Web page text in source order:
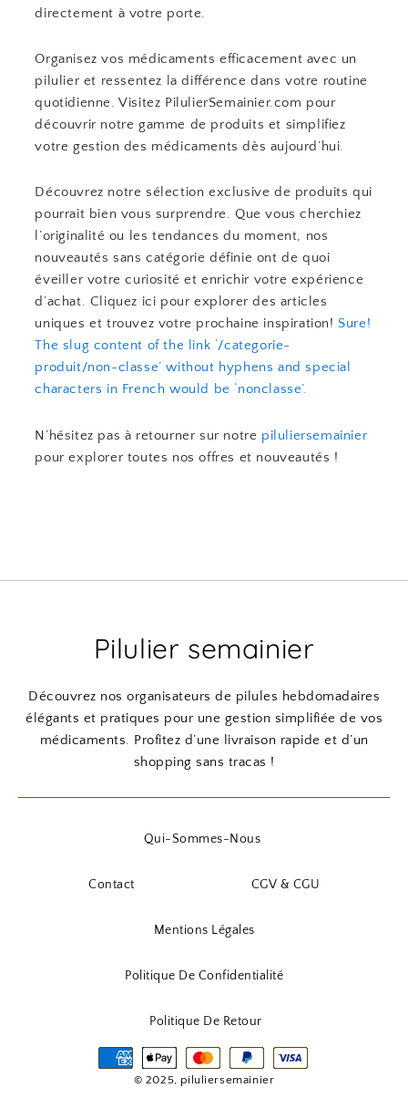
directement à votre porte.
Organisez vos médicaments efficacement avec un
pilulier et ressentez la différence dans votre routine
quotidienne. Visitez PilulierSemainier.com pour
découvrir notre gamme de produits et simplifiez
votre gestion des médicaments dès aujourd’hui.
Découvrez notre sélection exclusive de produits qui
pourrait bien vous surprendre. Que vous cherchiez
l’originalité ou les tendances du moment, nos
nouveautés sans catégorie définie ont de quoi
éveiller votre curiosité et enrichir votre expérience
d’achat. Cliquez ici pour explorer des articles
uniques et trouvez votre prochaine inspiration! Sure!
The slug content of the link ‘/categorie-
produit/non-classe’ without hyphens and special
characters in French would be ‘nonclasse’.
N’hésitez pas à retourner sur notre piluliersemainier
pour explorer toutes nos offres et nouveautés !
Pilulier semainier
Découvrez nos organisateurs de pilules hebdomadaires
élégants et pratiques pour une gestion simplifiée de vos
médicaments. Profitez d’une livraison rapide et d’un
shopping sans tracas !
Qui-Sommes-Nous
Contact CGV & CGU
Mentions Légales
Politique De Confidentialité
Politique De Retour
© 2025, piluliersemainier